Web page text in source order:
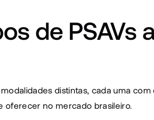
de PSAVs
distintas, cada uma
oferecer no mercado brasileiro.